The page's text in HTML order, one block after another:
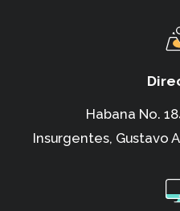
Habana No.
Insurgentes, Gustavo